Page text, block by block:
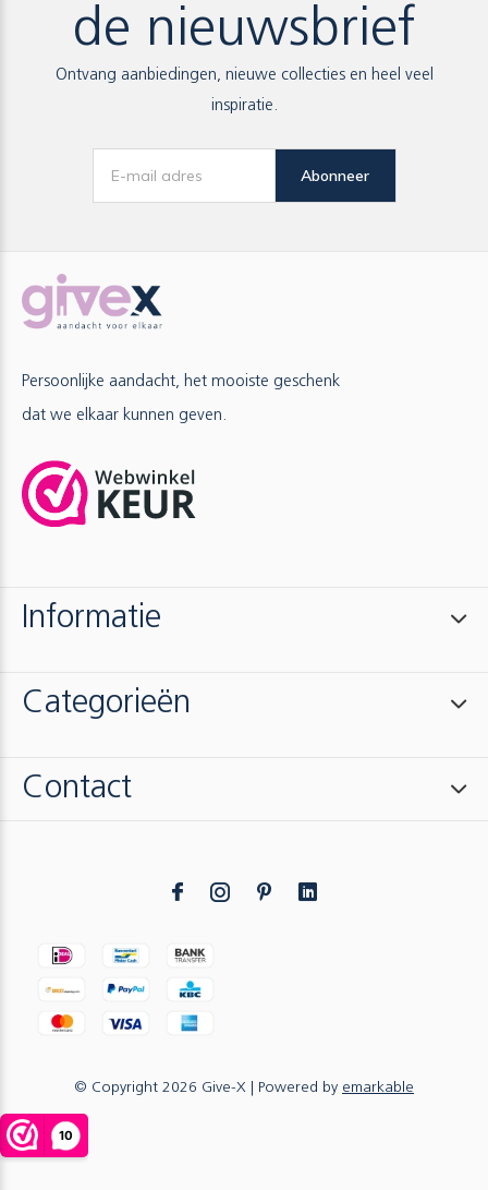
de nieuwsbrief
Ontvang aanbiedingen, nieuwe collecties en heel veel
inspiratie.
Abonneer
Persoonlijke aandacht, het mooiste geschenk
dat we elkaar kunnen geven.
Informatie
Categorieën
Contact
© Copyright 2026 Give-X | Powered by emarkable